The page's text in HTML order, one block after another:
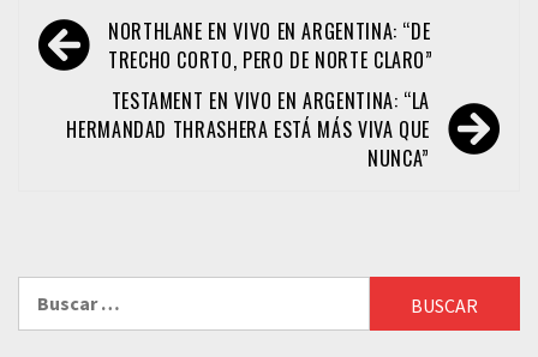
Navegación
de
entradas
NORTHLANE EN VIVO EN ARGENTINA: “DE
TRECHO CORTO, PERO DE NORTE CLARO”
TESTAMENT EN VIVO EN ARGENTINA: “LA
HERMANDAD THRASHERA ESTÁ MÁS VIVA QUE
NUNCA”